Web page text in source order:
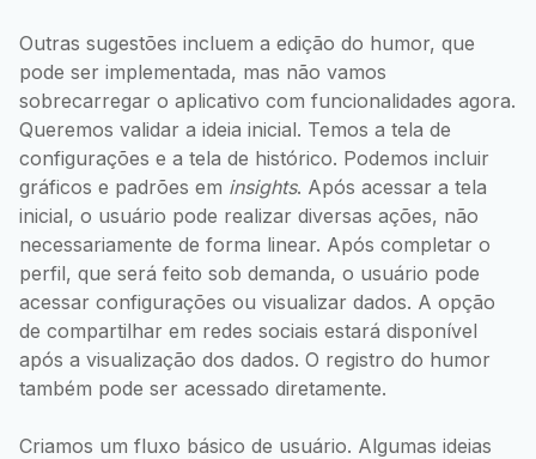
Outras sugestões incluem a edição do humor, que
pode ser implementada, mas não vamos
sobrecarregar o aplicativo com funcionalidades agora.
Queremos validar a ideia inicial. Temos a tela de
configurações e a tela de histórico. Podemos incluir
gráficos e padrões em insights. Após acessar a tela
inicial, o usuário pode realizar diversas ações, não
necessariamente de forma linear. Após completar o
perfil, que será feito sob demanda, o usuário pode
acessar configurações ou visualizar dados. A opção
de compartilhar em redes sociais estará disponível
após a visualização dos dados. O registro do humor
também pode ser acessado diretamente.
Criamos um fluxo básico de usuário. Algumas ideias